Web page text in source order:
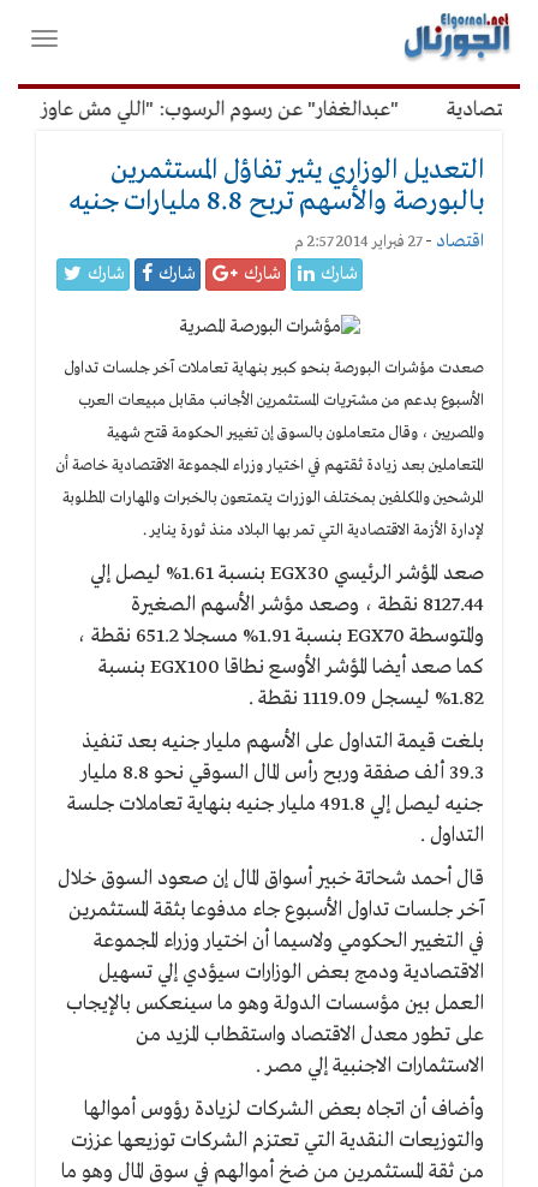
القائمة
الرئيسية
فتح
"عبدالغفار" عن رسوم الرسوب: "اللي مش عاوز
التعديل الوزاري يثير تفاؤل المستثمرين
بالبورصة والأسهم تربح 8.8 مليارات جنيه
اقتصاد -27 فبراير 2014 2:57 م
شارك شارك شارك شارك
صعدت مؤشرات البورصة بنحو كبير بنهاية تعاملات آخر جلسات تداول
الأسبوع بدعم من مشتريات المستثمرين الأجانب مقابل مبيعات العرب
والمصريين ، وقال متعاملون بالسوق إن تغيير الحكومة قتح شهية
المتعاملين بعد زيادة ثقتهم في اختيار وزراء المجموعة الاقتصادية خاصة أن
المرشحين والمكلفين بمختلف الوزرات يتمتعون بالخبرات والمهارات المطلوبة
لإدارة الأزمة الاقتصادية التي تمر بها البلاد منذ ثورة يناير .
صعد المؤشر الرئيسي EGX30 بنسبة 1.61% ليصل إلي
8127.44 نقطة ، وصعد مؤشر الأسهم الصغيرة
والمتوسطة EGX70 بنسبة 1.91% مسجلا 651.2 نقطة ،
كما صعد أيضا المؤشر الأوسع نطاقا EGX100 بنسبة
1.82% ليسجل 1119.09 نقطة .
بلغت قيمة التداول على الأسهم مليار جنيه بعد تنفيذ
39.3 ألف صفقة وربح رأس المال السوقي نحو 8.8 مليار
جنيه ليصل إلي 491.8 مليار جنيه بنهاية تعاملات جلسة
التداول .
قال أحمد شحاتة خبير أسواق المال إن صعود السوق خلال
آخر جلسات تداول الأسبوع جاء مدفوعا بثقة المستثمرين
في التغيير الحكومي ولاسيما أن اختيار وزراء المجموعة
الاقتصادية ودمج بعض الوزارات سيؤدي إلي تسهيل
العمل بين مؤسسات الدولة وهو ما سينعكس بالإيجاب
على تطور معدل الاقتصاد واستقطاب المزيد من
الاستثمارات الاجنبية إلي مصر .
وأضاف أن اتجاه بعض الشركات لزيادة رؤوس أموالها
والتوزيعات النقدية التي تعتزم الشركات توزيعها عززت
من ثقة المستثمرين من ضخ أموالهم في سوق المال وهو ما